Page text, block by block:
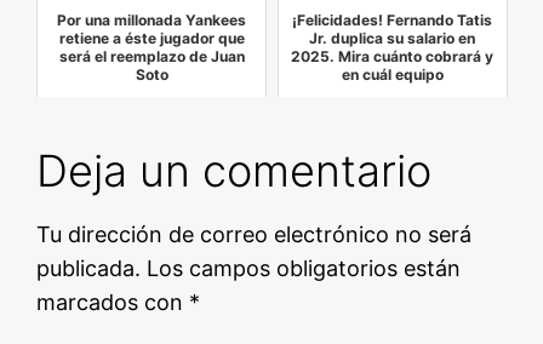
Por una millonada Yankees
retiene a éste jugador que
será el reemplazo de Juan
Soto
¡Felicidades! Fernando Tatis
Jr. duplica su salario en
2025. Mira cuánto cobrará y
en cuál equipo
Deja un comentario
Tu dirección de correo electrónico no será
publicada. Los campos obligatorios están
marcados con *